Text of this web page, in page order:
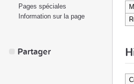
Pages spéciales
Information sur la page
Partager